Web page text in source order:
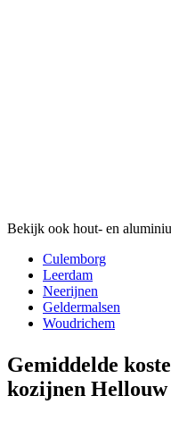
Bekijk ook hout- en
Culemborg
Leerdam
Neerijnen
Geldermalsen
Woudrichem
Gemiddelde
kozijnen Hellouw